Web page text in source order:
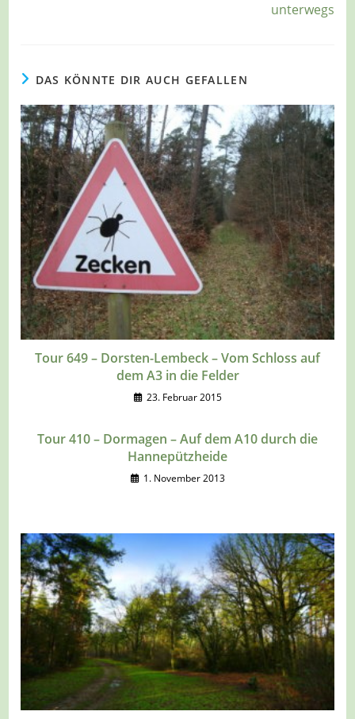
unterwegs
DAS KÖNNTE DIR AUCH GEFALLEN
Tour 649 – Dorsten-Lembeck – Vom Schloss auf
dem A3 in die Felder
23. Februar 2015
Tour 410 – Dormagen – Auf dem A10 durch die
Hannepützheide
1. November 2013